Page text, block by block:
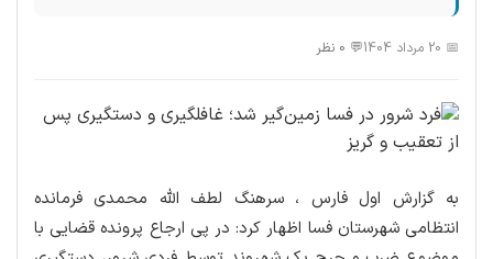
📅 20 مرداد 1404 💬 0 نظر
به گزارش اول فارس ، سرهنگ لطف الله محمدی فرمانده
انتظامی شهرستان فسا اظهار کرد: در پی ارجاع پرونده قضایی با